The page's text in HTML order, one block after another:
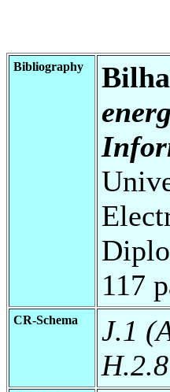
Bibliography
117
CR-Schema
J.1